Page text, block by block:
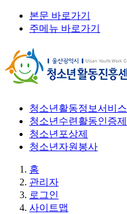
본문 바로가기
주메뉴 바로가기
청소년활동정보서비스
청소년수련활동인증제
청소년포상제
청소년자원봉사
홈
관리자
로그인
사이트맵